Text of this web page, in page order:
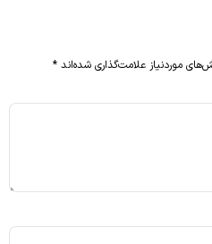
موردنیاز علامت‌گذاری شده‌اند *